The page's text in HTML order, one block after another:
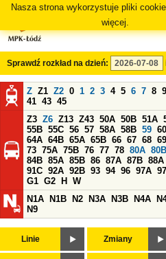
Nasza strona wykorzystuje pliki
więcej.
Sprawdź rozkład na dzień:
Z Z1 Z2 0 1 2 3 4 5 6 7 8 9
41 43 45
Z3 Z6 Z13 Z43 50A 50B 51A
55B 55C 56 57 58A 58B 59
64A 64B 65A 65B 66 67 68
73 75A 75B 76 77 78 80A 80B
84B 85A 85B 86 87A 87B 88A
91C 92A 92B 93 94 96 97A
G1 G2 H
W
N1A
N1B N2 N3A N3B N4A
N9
Linie Zmiany